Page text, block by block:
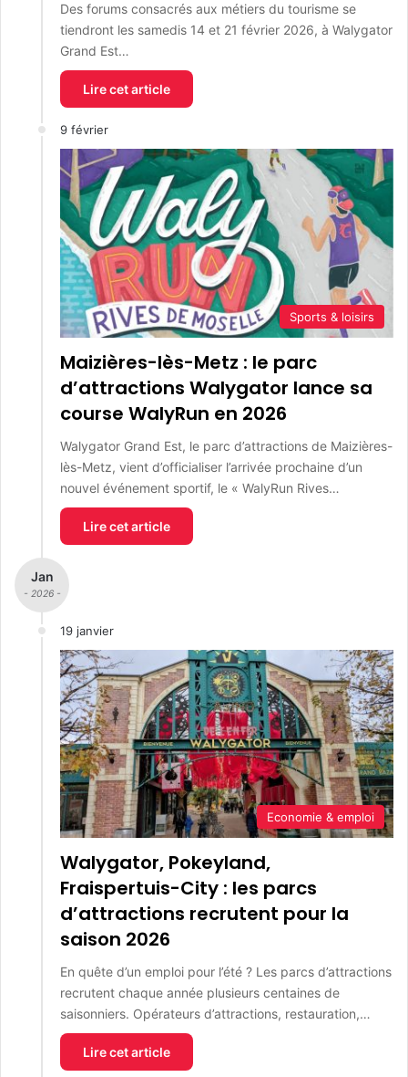
Des forums consacrés aux métiers du tourisme se
tiendront les samedis 14 et 21 février 2026, à Walygator
Grand Est…
Lire cet article
9 février
Sports & loisirs
Maizières-lès-Metz : le parc
d’attractions Walygator lance sa
course WalyRun en 2026
Walygator Grand Est, le parc d’attractions de Maizières-
lès-Metz, vient d’officialiser l’arrivée prochaine d’un
nouvel événement sportif, le « WalyRun Rives…
Lire cet article
Jan
- 2026 -
19 janvier
Economie & emploi
Walygator, Pokeyland,
Fraispertuis-City : les parcs
d’attractions recrutent pour la
saison 2026
En quête d’un emploi pour l’été ? Les parcs d’attractions
recrutent chaque année plusieurs centaines de
saisonniers. Opérateurs d’attractions, restauration,…
Lire cet article